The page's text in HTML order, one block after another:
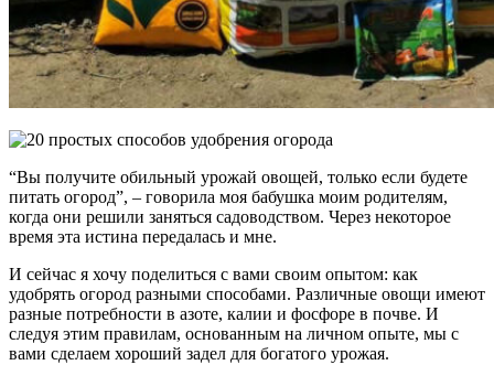
“Вы получите обильный урожай овощей, только если будете
питать огород”, – говорила моя бабушка моим родителям,
когда они решили заняться садоводством. Через некоторое
время эта истина передалась и мне.
И сейчас я хочу поделиться с вами своим опытом: как
удобрять огород разными способами. Различные овощи имеют
разные потребности в азоте, калии и фосфоре в почве. И
следуя этим правилам, основанным на личном опыте, мы с
вами сделаем хороший задел для богатого урожая.